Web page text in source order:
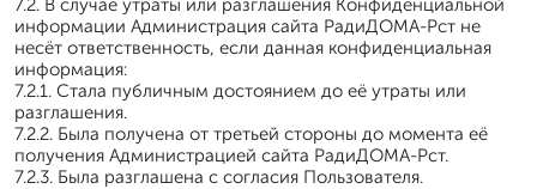
7.2. В случае утраты или разглашения Конфиденциальной
информации Администрация сайта РадиДОМА-Рст не
несёт ответственность, если данная конфиденциальная
информация:
7.2.1. Стала публичным достоянием до её утраты или
разглашения.
7.2.2. Была получена от третьей стороны до момента её
получения Администрацией сайта РадиДОМА-Рст.
7.2.3. Была разглашена с согласия Пользователя.